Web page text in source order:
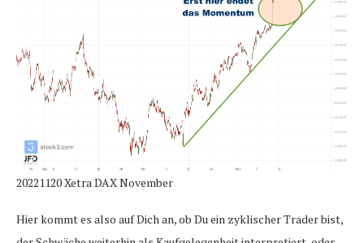
20221120 Xetra DAX November
Hier kommt es also auf Dich an, ob Du ein zyklischer Trader bist,